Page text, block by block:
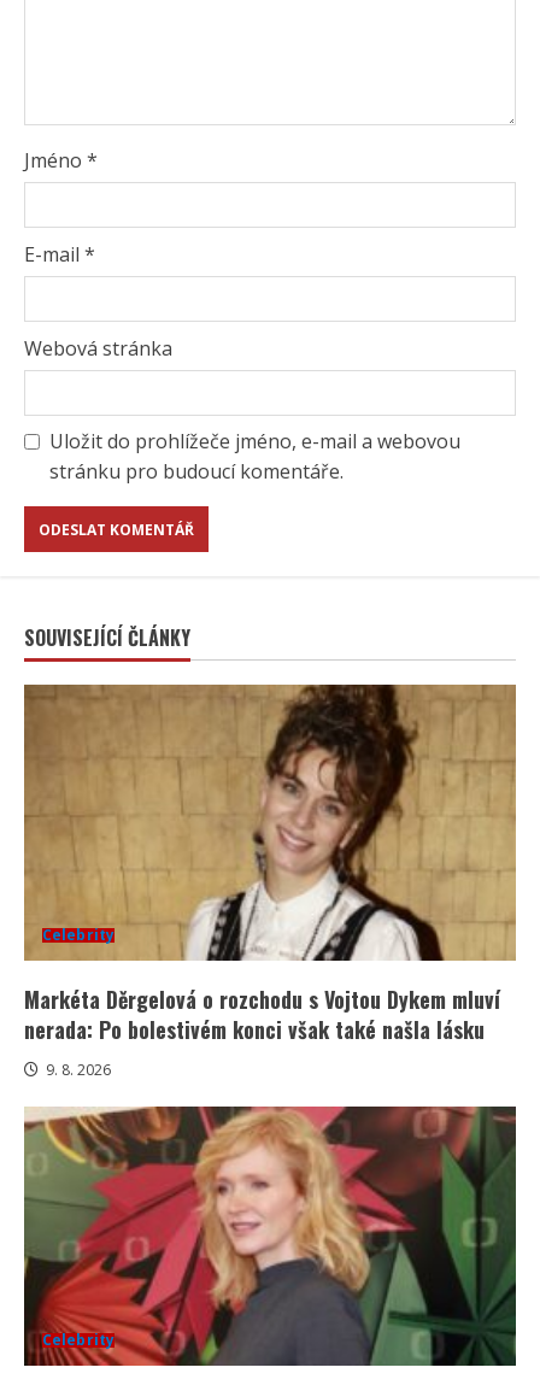
Jméno *
E-mail *
Webová stránka
Uložit do prohlížeče jméno, e-mail a webovou
stránku pro budoucí komentáře.
SOUVISEJÍCÍ ČLÁNKY
Celebrity
Markéta Děrgelová o rozchodu s Vojtou Dykem mluví
nerada: Po bolestivém konci však také našla lásku
9. 8. 2026
Celebrity